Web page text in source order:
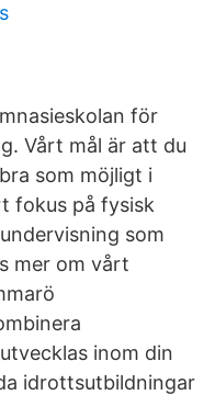
för
Vårt mål är att du
som möjligt i
fokus på fysisk
som
mer om vårt
inom din
idrottsutbildningar